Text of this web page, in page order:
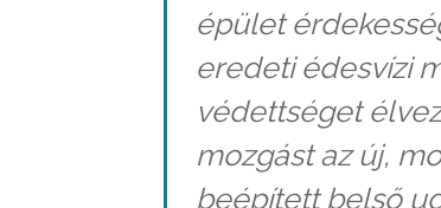
épület
eredeti édesvízi
védettséget
mozgást az új,
beépített belső